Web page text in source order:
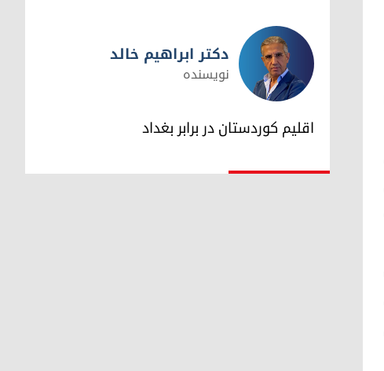
دکتر ابراهیم خالد
دکتر ابراهیم خالد
نویسنده
اقلیم کوردستان در برابر بغداد